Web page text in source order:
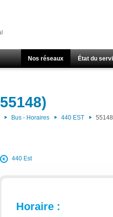
Nos réseaux État du
Bus - Horaires 440 EST 55148
440 Est
Horaire :